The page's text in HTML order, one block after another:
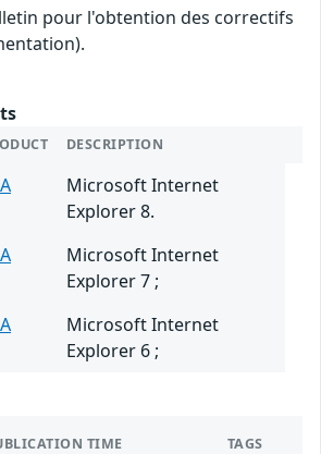
pour l'obtention des correctifs
DESCRIPTION
Microsoft Internet
Explorer 8.
Microsoft Internet
Explorer 7 ;
Microsoft Internet
Explorer 6 ;
TIME TAGS